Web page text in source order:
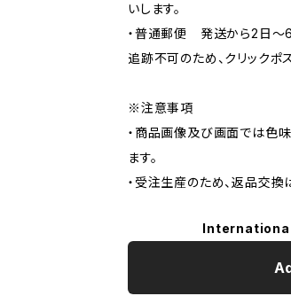
いします。
・普通郵便 発送から2日〜6
追跡不可のため、クリックポ
※注意事項
・商品画像及び画面では色
ます。
・受注生産のため、返品交換